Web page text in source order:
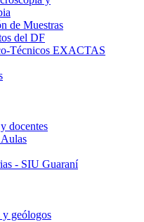
de Muestras
del DF
Técnicos EXACTAS
docentes
- SIU Guaraní
geólogos